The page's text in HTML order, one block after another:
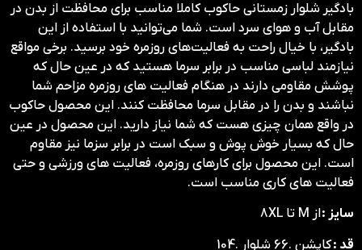
بادگیر شلوار زمستانی حاکوب کاملا مناسب برای محافظت از بدن در
مقابل آب و هوای سرد است. شما می‌توانید با استفاده از این
بادگیر، با خیال راحت به فعالیت‌های روزمره خود برسید. برخی مواقع
نیازمند لباسی مناسب در برابر سرما هستید که در عین حال که
پوشش مقاومی دارند در هنگام فعالیت های روزمره مزاحم شما
نباشند و بدن را در مقابل سرما محافظت کنند. این محصول حاکوب
در واقع همان چیزی هست که شما نیاز دارید. این محصول در عین
حال که بسیار خوش پوش و سبک است در برابر سزما نیز مقاوم
است. این محصول برای کارهای روزمره، فعالیت های ورزشی و حتی
فعالیت های کاری مناسب است.
سایز :از M تا 8XL
قد :کاپشن .66 شلوار .104